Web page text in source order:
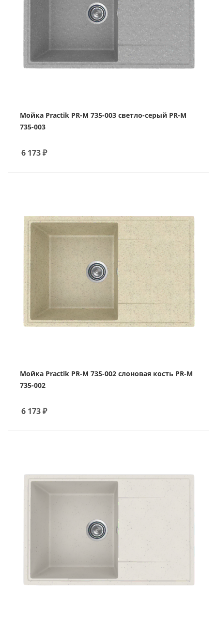
Мойка Practik PR-M 735-003 светло-серый PR-M
735-003
6 173₽
Мойка Practik PR-M 735-002 слоновая кость PR-M
735-002
6 173₽